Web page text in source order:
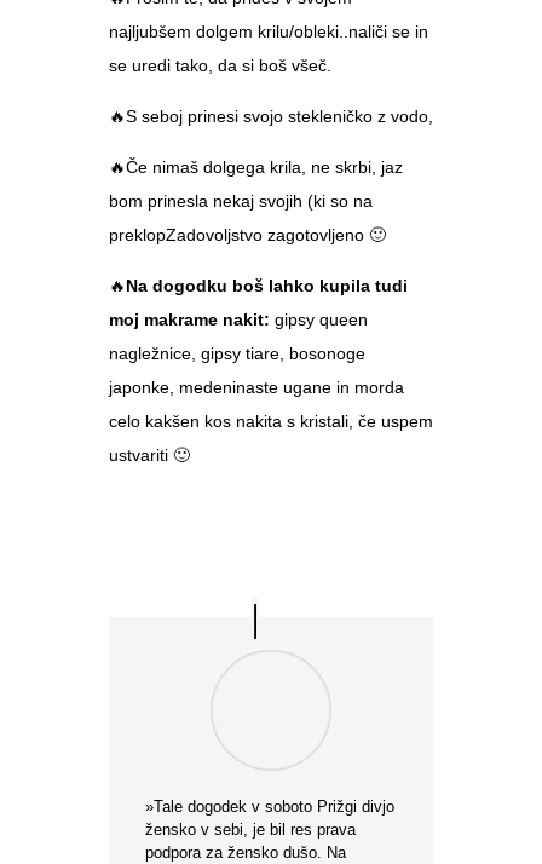
najljubšem dolgem krilu/obleki..naliči se in
se uredi tako, da si boš všeč.
🔥S seboj prinesi svojo stekleničko z vodo,
🔥Če nimaš dolgega krila, ne skrbi, jaz
bom prinesla nekaj svojih (ki so na
preklopZadovoljstvo zagotovljeno 🙂
🔥Na dogodku boš lahko kupila tudi
moj makrame nakit: gipsy queen
nagležnice, gipsy tiare, bosonoge
japonke, medeninaste ugane in morda
celo kakšen kos nakita s kristali, če uspem
ustvariti 🙂
»Tale dogodek v soboto Prižgi divjo
žensko v sebi, je bil res prava
podpora za žensko dušo. Na